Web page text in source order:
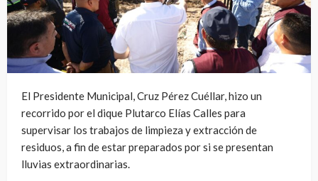
El Presidente Municipal, Cruz Pérez Cuéllar, hizo un
recorrido por el dique Plutarco Elías Calles para
supervisar los trabajos de limpieza y extracción de
residuos, a fin de estar preparados por si se presentan
lluvias extraordinarias.